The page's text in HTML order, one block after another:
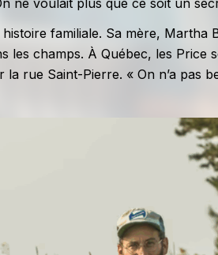
ne voulait plus que ce soit un
familiale. Sa mère, Martha
les champs. À Québec, les
rue Saint-Pierre. « On n’a pas